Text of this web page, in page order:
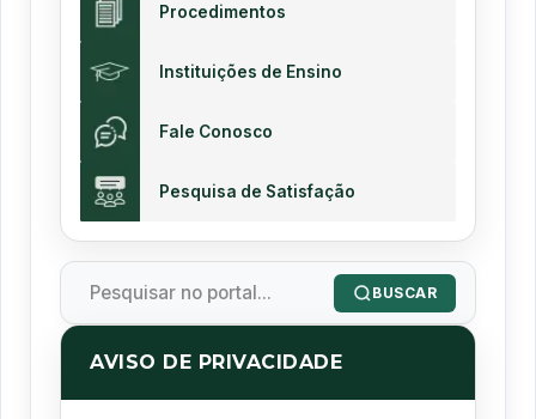
Procedimentos
Instituições de Ensino
Fale Conosco
Pesquisa de Satisfação
BUSCAR
AVISO DE PRIVACIDADE